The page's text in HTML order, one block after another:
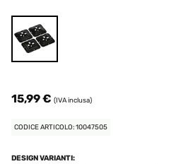
15,99 € (IVA inclusa)
CODICE ARTICOLO: 10047505
DESIGN VARIANTI: